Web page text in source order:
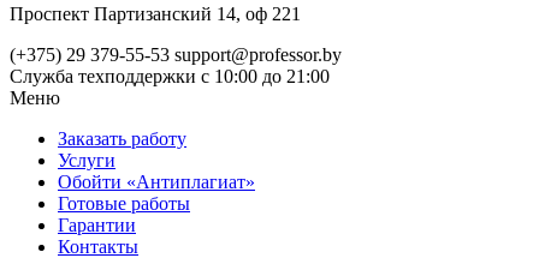
Проспект Партизанский 14, оф 221
(+375) 29 379-55-53 support@professor.by
Служба техподдержки с 10:00 до 21:00
Меню
Заказать работу
Услуги
Обойти «Антиплагиат»
Готовые работы
Гарантии
Контакты